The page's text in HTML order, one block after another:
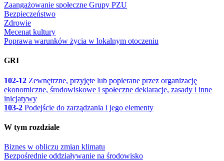
Zaangażowanie społeczne Grupy PZU
Bezpieczeństwo
Zdrowie
Mecenat kultury
Poprawa warunków życia w lokalnym otoczeniu
GRI
102-12 Zewnętrzne, przyjęte lub popierane przez organizację
ekonomiczne, środowiskowe i społeczne deklaracje, zasady i inne
inicjatywy
103-2 Podejście do zarządzania i jego elementy
W tym rozdziale
Biznes w obliczu zmian klimatu
Bezpośrednie oddziaływanie na środowisko